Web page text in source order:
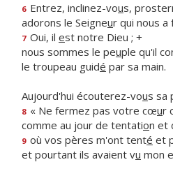
6 Entrez, inclinez-vous,
adorons le Seigneur qui nous a
7 Oui, il est notre Dieu ; +
nous sommes le peuple qu'il
le troupeau guidé par sa main.
Aujourd'hui écouterez-vous sa
8 « Ne fermez pas votre cœur
comme au jour de tentation et
9 où vos pères m'ont tenté et
et pourtant ils avaient vu mon